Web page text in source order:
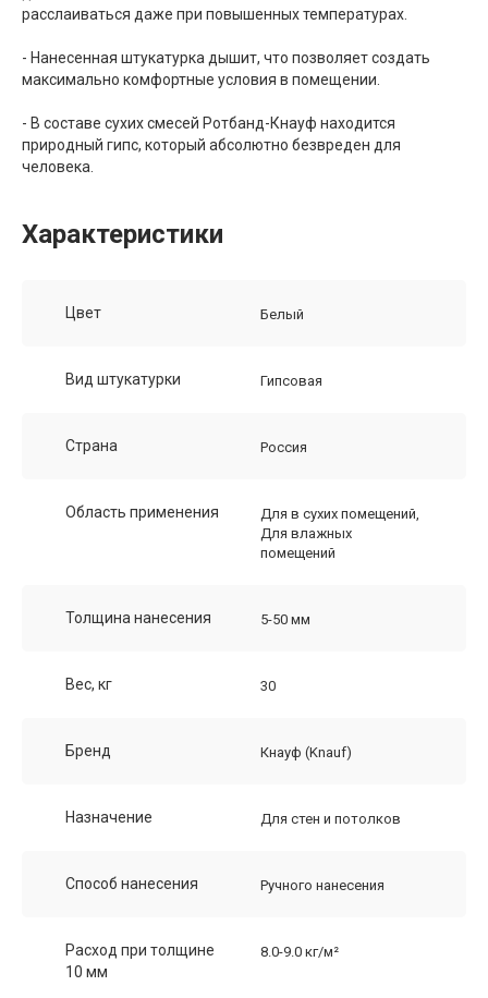
расслаиваться даже при повышенных температурах.
- Нанесенная штукатурка дышит, что позволяет создать
максимально комфортные условия в помещении.
- В составе сухих смесей Ротбанд-Кнауф находится
природный гипс, который абсолютно безвреден для
человека.
Характеристики
Цвет Белый
Вид штукатурки Гипсовая
Страна Россия
Область применения
Для в сухих помещений,
Для влажных
помещений
Толщина нанесения 5-50 мм
Вес, кг 30
Бренд Кнауф (Knauf)
Назначение Для стен и потолков
Способ нанесения Ручного нанесения
Расход при толщине
10 мм
8.0-9.0 кг/м²